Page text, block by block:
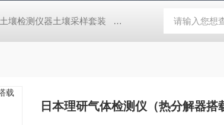
壤检测仪器土壤采样套装 德国MN 91346过氧乙酸检
日本理研气体检测仪（热分解器搭